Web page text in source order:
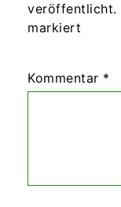
veröffentlicht.
markiert
Kommentar *